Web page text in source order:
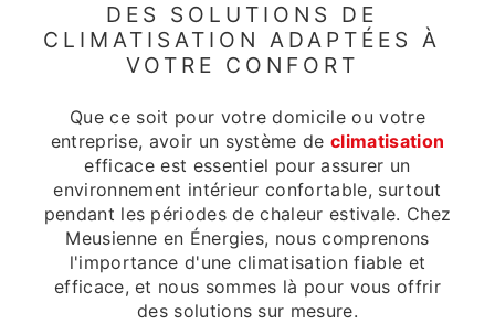
DES SOLUTIONS DE
CLIMATISATION ADAPTÉES À
VOTRE CONFORT
Que ce soit pour votre domicile ou votre
entreprise, avoir un système declimatisation
efficace est essentiel pour assurer un
environnement intérieur confortable, surtout
pendant les périodes de chaleur estivale. Chez
Meusienne en Énergies, nous comprenons
l'importance d'une climatisation fiable et
efficace, et nous sommes là pour vous offrir
des solutions sur mesure.